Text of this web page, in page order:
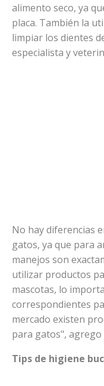
alimento seco, ya
placa. También la
limpiar los dientes
especialista y
No hay diferencias
gatos, ya que para
manejos son
utilizar productos
mascotas, lo
correspondientes
mercado existen
para gatos", agrego
Tips de higiene